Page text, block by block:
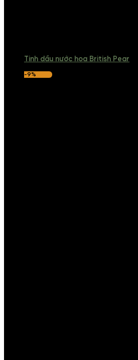
Tinh dầu nước hoa British Pear
-9%